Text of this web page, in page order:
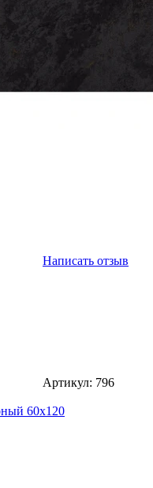
Написать отзыв
Артикул: 796
60x120